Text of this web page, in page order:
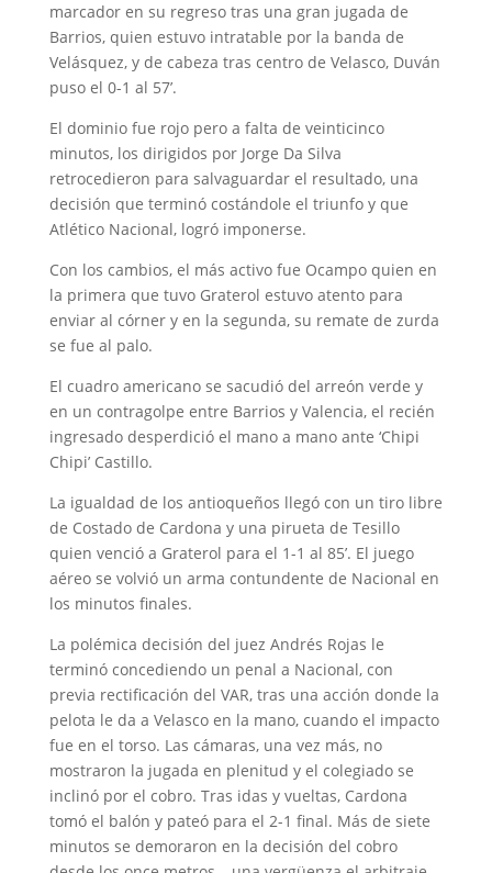
marcador en su regreso tras una gran jugada de
Barrios, quien estuvo intratable por la banda de
Velásquez, y de cabeza tras centro de Velasco, Duván
puso el 0-1 al 57’.
El dominio fue rojo pero a falta de veinticinco
minutos, los dirigidos por Jorge Da Silva
retrocedieron para salvaguardar el resultado, una
decisión que terminó costándole el triunfo y que
Atlético Nacional, logró imponerse.
Con los cambios, el más activo fue Ocampo quien en
la primera que tuvo Graterol estuvo atento para
enviar al córner y en la segunda, su remate de zurda
se fue al palo.
El cuadro americano se sacudió del arreón verde y
en un contragolpe entre Barrios y Valencia, el recién
ingresado desperdició el mano a mano ante ‘Chipi
Chipi’ Castillo.
La igualdad de los antioqueños llegó con un tiro libre
de Costado de Cardona y una pirueta de Tesillo
quien venció a Graterol para el 1-1 al 85’. El juego
aéreo se volvió un arma contundente de Nacional en
los minutos finales.
La polémica decisión del juez Andrés Rojas le
terminó concediendo un penal a Nacional, con
previa rectificación del VAR, tras una acción donde la
pelota le da a Velasco en la mano, cuando el impacto
fue en el torso. Las cámaras, una vez más, no
mostraron la jugada en plenitud y el colegiado se
inclinó por el cobro. Tras idas y vueltas, Cardona
tomó el balón y pateó para el 2-1 final. Más de siete
minutos se demoraron en la decisión del cobro